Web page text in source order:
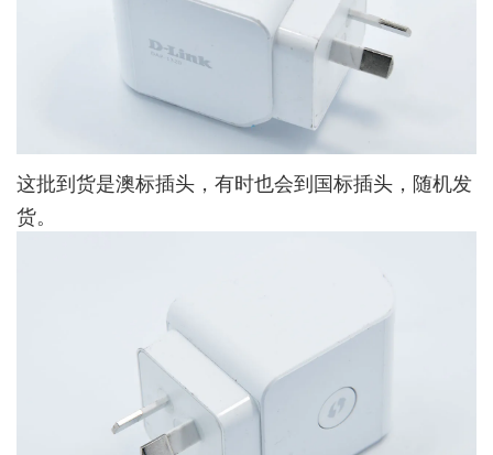
这批到货是澳标插头，有时也会到国标插头，随机发
货。